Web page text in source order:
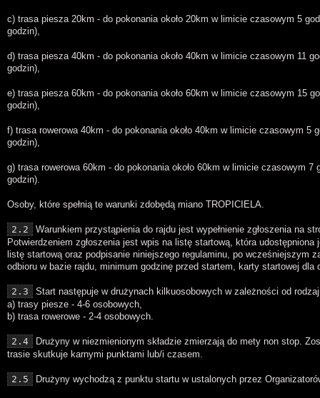
c) trasa piesza 20km - do pokonania około 20km w limicie czasowym 5
godzin),
d) trasa piesza 40km - do pokonania około 40km w limicie czasowym 11
godzin),
e) trasa piesza 60km - do pokonania około 60km w limicie czasowym 15
godzin),
f) trasa rowerowa 40km - do pokonania około 40km w limicie czasowym 5
godzin),
g) trasa rowerowa 60km - do pokonania około 60km w limicie czasowym 7
godzin).
Osoby, które spełnią te warunki zdobędą miano TROPICIELA.
2.2
Warunkiem przystąpienia do rajdu jest wypełnienie zgłoszenia na
Potwierdzeniem zgłoszenia jest wpis na listę startową, która
listę startową oraz podpisanie niniejszego regulaminu, po wcześniejszym
odbioru w bazie rajdu, minimum godzinę przed startem, karty startowej dla
2.3
Start następuje w drużynach kilkuosobowych w zależności od
a) trasy piesze - 4-6 osobowych,
b) trasa rowerowe - 2-4 osobowych.
2.4
Drużyny w niezmienionym składzie zmierzają do mety non stop.
trasie skutkuje karnymi punktami lub/i czasem.
2.5 Drużyny wychodzą z punktu startu w ustalonych przez